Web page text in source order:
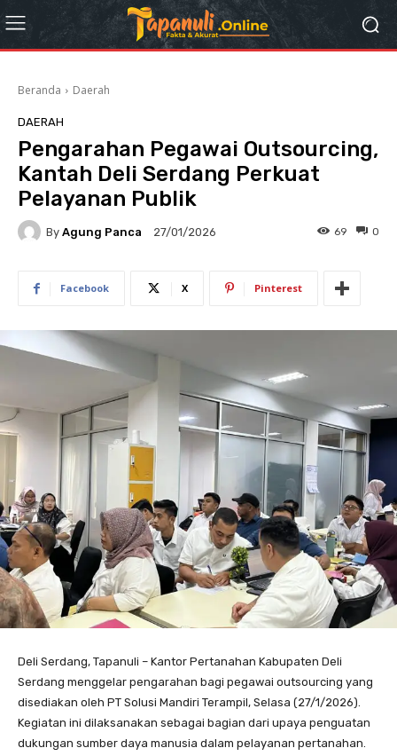
Beranda Daerah
DAERAH
Pengarahan Pegawai Outsourcing,
Kantah Deli Serdang Perkuat
Pelayanan Publik
By Agung Panca 27/01/2026 0
69
Facebook X Pinterest
Deli Serdang, Tapanuli – Kantor Pertanahan Kabupaten Deli
Serdang menggelar pengarahan bagi pegawai outsourcing yang
disediakan oleh PT Solusi Mandiri Terampil, Selasa (27/1/2026).
Kegiatan ini dilaksanakan sebagai bagian dari upaya penguatan
dukungan sumber daya manusia dalam pelayanan pertanahan.